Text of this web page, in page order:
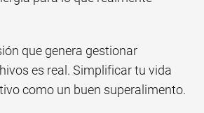
que genera gestionar
es real. Simplificar tu vida
como un buen superalimento.